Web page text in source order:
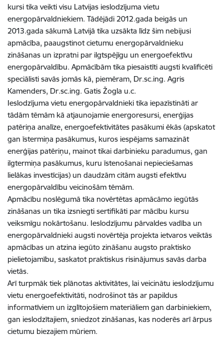
kursi tika veikti visu Latvijas ieslodzījuma vietu
energopārvaldniekiem. Tādējādi 2012.gada beigās un
2013.gada sākumā Latvijā tika uzsākta līdz šim nebijusi
apmācība, paaugstinot cietumu energopārvaldnieku
zināšanas un izpratni par ilgtspējīgu un energoefektīvu
energopārvaldību. Apmācībām tika piesaistīti augsti kvalificēti
speciālisti savās jomās kā, piemēram, Dr.sc.ing. Agris
Kamenders, Dr.sc.ing. Gatis Žogla u.c.
Ieslodzījuma vietu energopārvaldnieki tika iepazīstināti ar
tādām tēmām kā atjaunojamie energoresursi, enerģijas
patēriņa analīze, energoefektivitātes pasākumi ēkās (apskatot
gan īstermiņa pasākumus, kuros iespējams samazināt
enerģijas patēriņu, mainot tikai darbinieku paradumus, gan
ilgtermiņa pasākumus, kuru īstenošanai nepieciešamas
lielākas investīcijas) un daudzām citām augsti efektīvu
energopārvaldību veicinošām tēmām.
Apmācību noslēgumā tika novērtētas apmācāmo iegūtās
zināšanas un tika izsniegti sertifikāti par mācību kursu
veiksmīgu nokārtošanu. Ieslodzījumu pārvaldes vadība un
energopārvaldnieki augsti novērtēja projekta ietvaros veiktās
apmācības un atzina iegūto zināšanu augsto praktisko
pielietojamību, saskatot praktiskus risinājumus savās darba
vietās.
Arī turpmāk tiek plānotas aktivitātes, lai veicinātu ieslodzījumu
vietu energoefektivitāti, nodrošinot tās ar papildus
informatīviem un izglītojošiem materiāliem gan darbiniekiem,
gan ieslodzītajiem, sniedzot zināšanas, kas noderēs arī ārpus
cietumu biezajiem mūriem.